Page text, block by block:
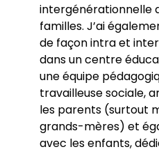
intergénérationnelle
familles. J’ai
de façon intra et
dans un centre
une équipe
travailleuse sociale,
les parents (surtout
grands-mères) et
avec les enfants,